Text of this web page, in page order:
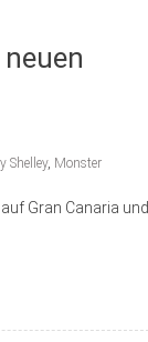
Shelley, Monster
Gran Canaria und